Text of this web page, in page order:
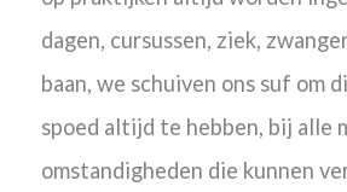
dagen, cursussen, ziek,
baan, we schuiven ons suf om
spoed altijd te hebben, bij alle
omstandigheden die kunnen